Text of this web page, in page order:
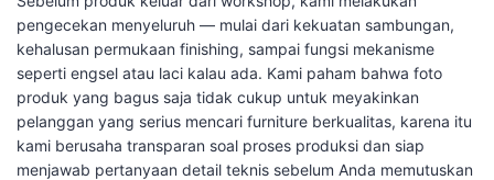
pengecekan menyeluruh — mulai dari kekuatan sambungan,
kehalusan permukaan finishing, sampai fungsi mekanisme
seperti engsel atau laci kalau ada. Kami paham bahwa foto
produk yang bagus saja tidak cukup untuk meyakinkan
pelanggan yang serius mencari furniture berkualitas, karena itu
kami berusaha transparan soal proses produksi dan siap
menjawab pertanyaan detail teknis sebelum Anda memutuskan